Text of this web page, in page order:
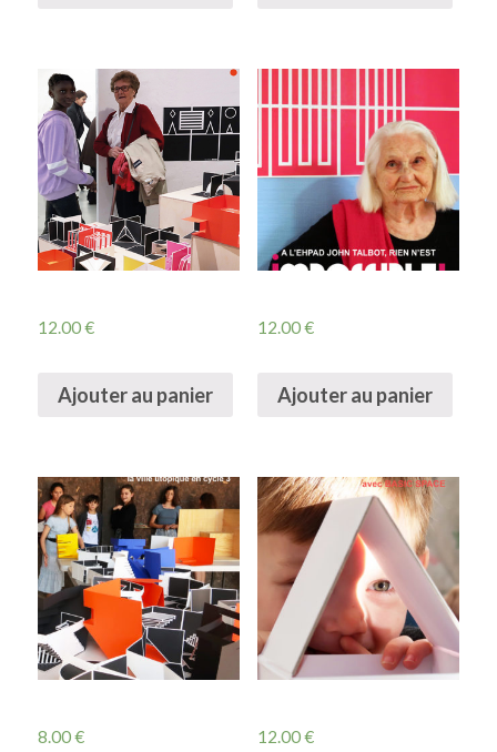
12.00€
Ajouter au panier
12.00€
Ajouter au panier
8.00€ 12.00€